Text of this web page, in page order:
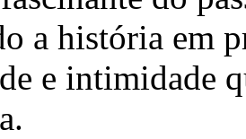
a história em
e intimidade